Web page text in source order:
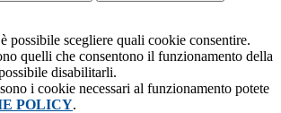
possibile scegliere quali cookie consentire.
quelli che consentono il funzionamento della
disabilitarli.
i cookie necessari al funzionamento potete
POLICY.